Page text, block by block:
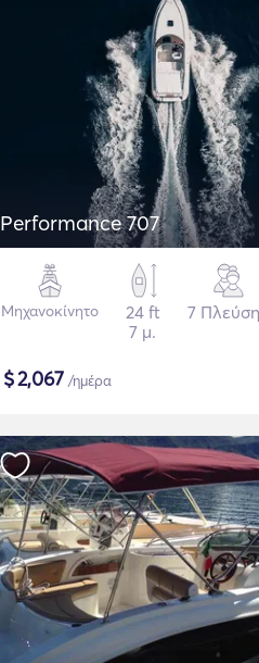
Performance 707
Μηχανοκίνητο
24 ft
7 μ.
7
$2,067 /ημέρα